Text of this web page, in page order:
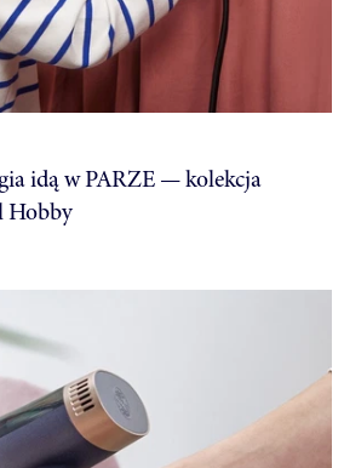
idą w PARZE — kolekcja
Hobby